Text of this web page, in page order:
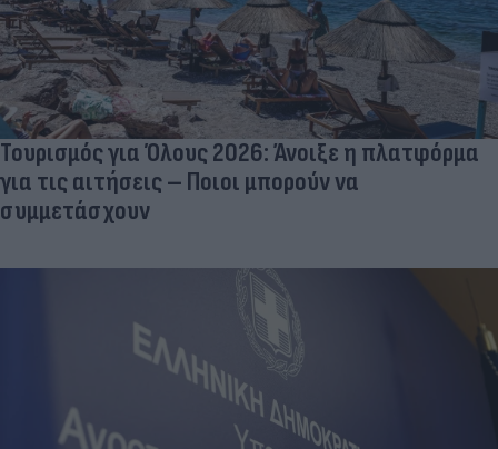
Τουρισμός για Όλους 2026: Άνοιξε η πλατφόρμα
για τις αιτήσεις – Ποιοι μπορούν να
συμμετάσχουν